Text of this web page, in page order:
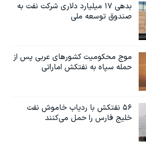
بدهی ۱۷ میلیارد دلاری شرکت نفت به
صندوق توسعه ملی
موج محکومیت کشورهای عربی پس از
حمله سپاه به نفتکش اماراتی
۵۶ نفتکش با ردیاب خاموش نفت
خلیج فارس را حمل می‌کنند